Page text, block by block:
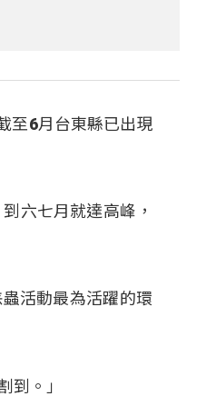
至6月台東縣已出現
六七月就達高峰，
活動最為活躍的環
到。」